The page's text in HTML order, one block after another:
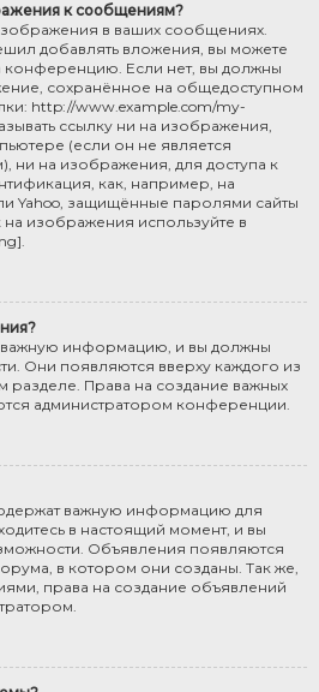
к сообщениям?
в ваших сообщениях.
добавлять вложения, вы можете
конференцию. Если нет, вы должны
сохранённое на общедоступном
http://www.example.com/my-
ссылку ни на изображения,
(если он не является
ни на изображения, для доступа к
как, например, на
Yahoo, защищённые паролями сайты
на изображения используйте в
важную информацию, и вы должны
Они появляются вверху каждого из
Права на создание важных
администратором конференции.
важную информацию для
в настоящий момент, и вы
Объявления появляются
в котором они созданы. Так же,
права на создание объявлений